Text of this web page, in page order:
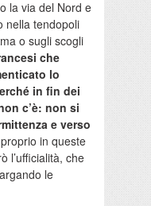
la via del Nord e
nella tendopoli
o sugli scogli
che
lo
in fin dei
c’è: non si
e verso
in queste
l’ufficialità, che
le